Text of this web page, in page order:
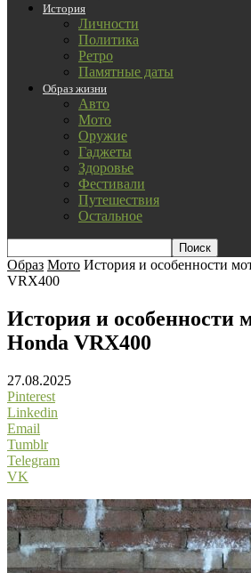
История
Личности
Политика
Ретро
Памятные даты
Образ жизни
Авто
Мото
Оружие
Гаджеты
Здоровье
Фестивали
Путешествия
Остальное
Образ Мото История и особенности
VRX400
История и особенности
Honda VRX400
27.08.2025
Pinterest
Linkedin
Email
Tumblr
Telegram
VK